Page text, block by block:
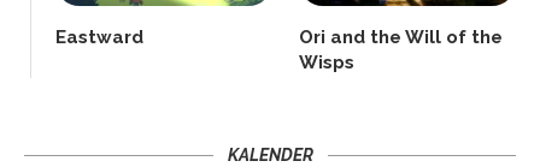
Eastward
Ori and the Will of the
Wisps
KALENDER